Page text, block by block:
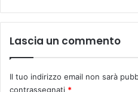
g
ne
n
Lascia un commento
Il tuo indirizzo email non sarà
contrassegnati *